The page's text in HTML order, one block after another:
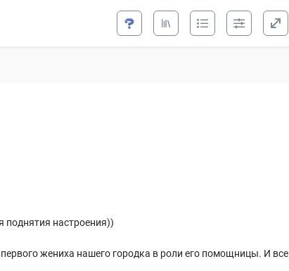
поднятия настроения))
жениха нашего городка в роли его помощницы. И все